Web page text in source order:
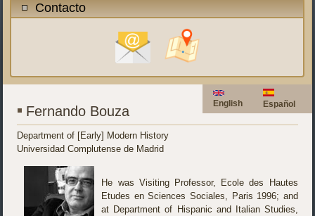
Contacto
Español
English
Fernando Bouza
Department of [Early] Modern History
Universidad Complutense de Madrid
He was Visiting Professor, Ecole des Hautes
Etudes en Sciences Sociales, Paris 1996; and
at Department of Hispanic and Italian Studies,